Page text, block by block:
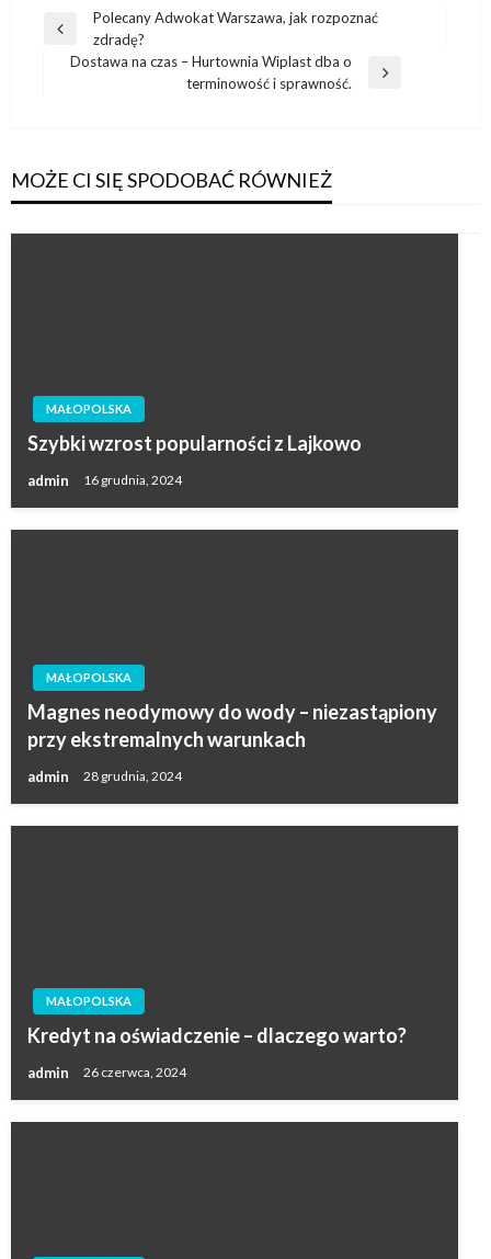
Nawigacja
wpisu
Poprzedni
wpis
Polecany Adwokat Warszawa, jak rozpoznać
zdradę?
Dostawa na czas – Hurtownia Wiplast dba o
terminowość i sprawność.
MOŻE CI SIĘ SPODOBAĆ RÓWNIEŻ
MAŁOPOLSKA
Szybki wzrost popularności z Lajkowo
admin 16 grudnia, 2024
MAŁOPOLSKA
Magnes neodymowy do wody – niezastąpiony
przy ekstremalnych warunkach
admin 28 grudnia, 2024
MAŁOPOLSKA
Kredyt na oświadczenie – dlaczego warto?
admin 26 czerwca, 2024